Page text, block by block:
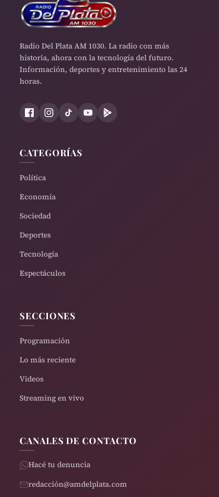
Radio Del Plata AM 1030. La radio con más
historia, ahora con la tecnología del futuro.
Información, deportes y entretenimiento las 24
horas.
CATEGORÍAS
Política
Economía
Sociedad
Deportes
Tecnología
Espectáculos
SECCIONES
Programación
Lo más reciente
Videos
Streaming en vivo
CANALES DE CONTACTO
Hacé tu denuncia
redacción@amdelplata.com